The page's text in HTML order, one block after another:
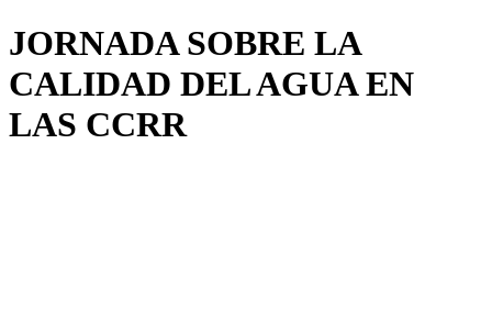
JORNADA SOBRE LA
CALIDAD DEL AGUA EN
LAS CCRR